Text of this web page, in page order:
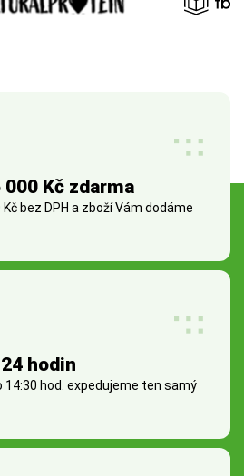
000 Kč zdarma
bez DPH a zboží Vám dodáme
hodin
14:30 hod. expedujeme ten samý